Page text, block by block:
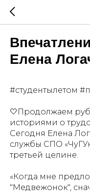
Елена
#студентылетом
🤍Продолжаем
историями о
Сегодня Елена
службы СПО
третьей целине.
«Когда мне
"Медвежонок",